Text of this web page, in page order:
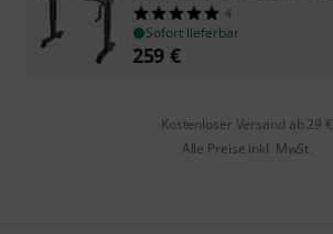
4
Sofort lieferbar
259 €
Kostenloser Versand ab 29 €
Alle Preise inkl. MwSt.